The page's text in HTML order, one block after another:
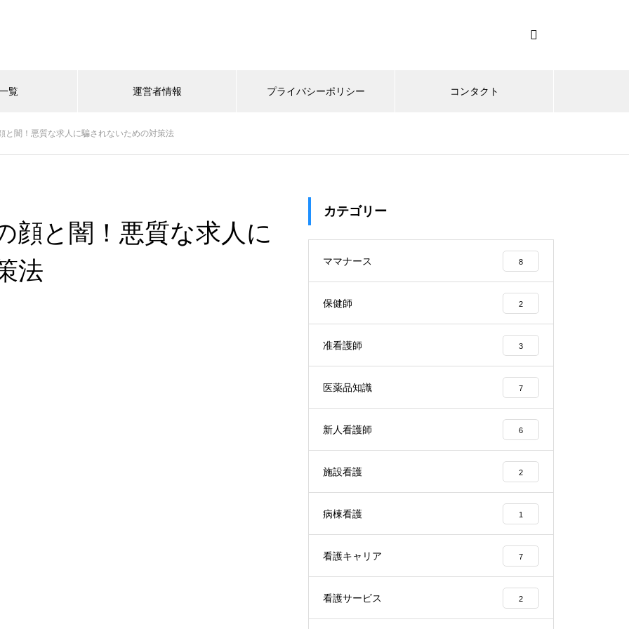
覧 運営者情報 プライバシーポリシー コンタクト
と闇！悪質な求人に騙されないための対策法
顔と闇！悪質な求人に
法
カテゴリー
ママナース 8
保健師 2
准看護師 3
医薬品知識 7
新人看護師 6
施設看護 2
病棟看護 1
看護キャリア 7
看護サービス 2